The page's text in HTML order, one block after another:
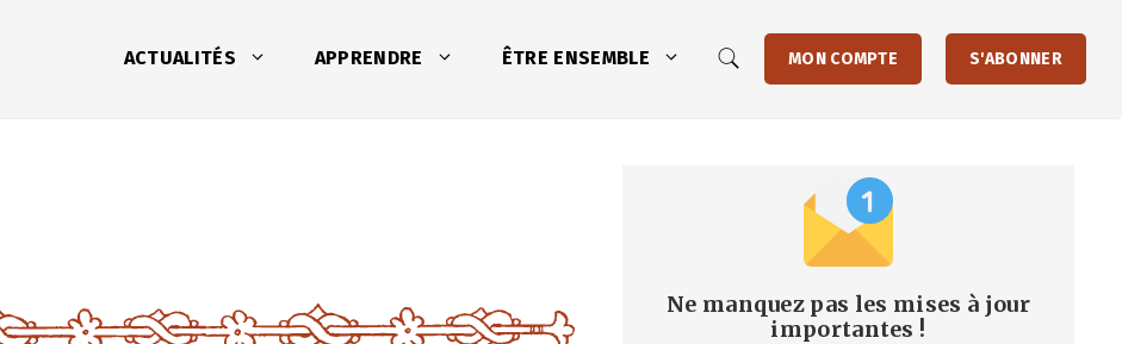
ACTUALITÉS APPRENDRE ÊTRE ENSEMBLE MON COMPTE S'ABONNER
Ne manquez pas les mises à jour
importantes !